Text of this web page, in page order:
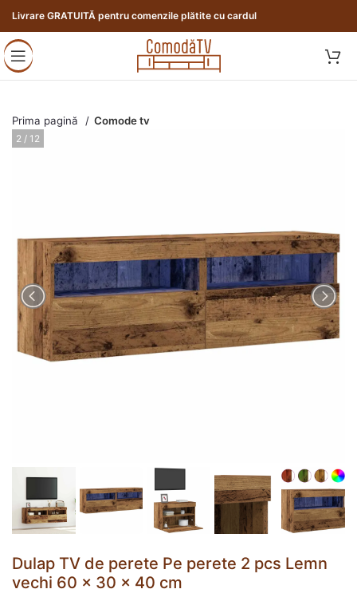
Livrare GRATUITĂ pentru comenzile plătite cu cardul
Prima pagină Comode tv
2 / 12
Dulap TV de perete Pe perete 2 pcs Lemn
vechi 60 x 30 x 40 cm